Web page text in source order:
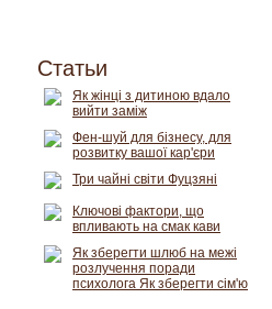
Статьи
Як жінці з дитиною вдало
вийти заміж
Фен-шуй для бізнесу, для
розвитку вашої кар'єри
Три чайні світи Фуцзяні
Ключові фактори, що
впливають на смак кави
Як зберегти шлюб на межі
розлучення поради
психолога Як зберегти сім'ю